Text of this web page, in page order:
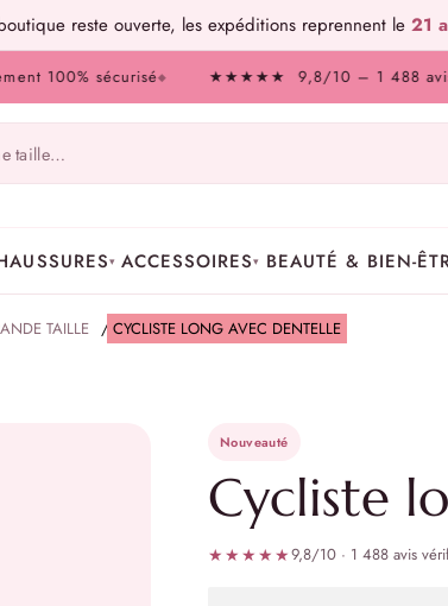
reste ouverte, les expéditions reprennent le 21
sécurisé◆ ★★★★★ 9,8/10 – 1 488 avis ·
▾ ACCESSOIRES▾ BEAUTÉ & BIEN-
TAILLE / CYCLISTE LONG AVEC DENTELLE
Nouveauté
Cycliste
★★★★★9,8/10 · 1 488 avis